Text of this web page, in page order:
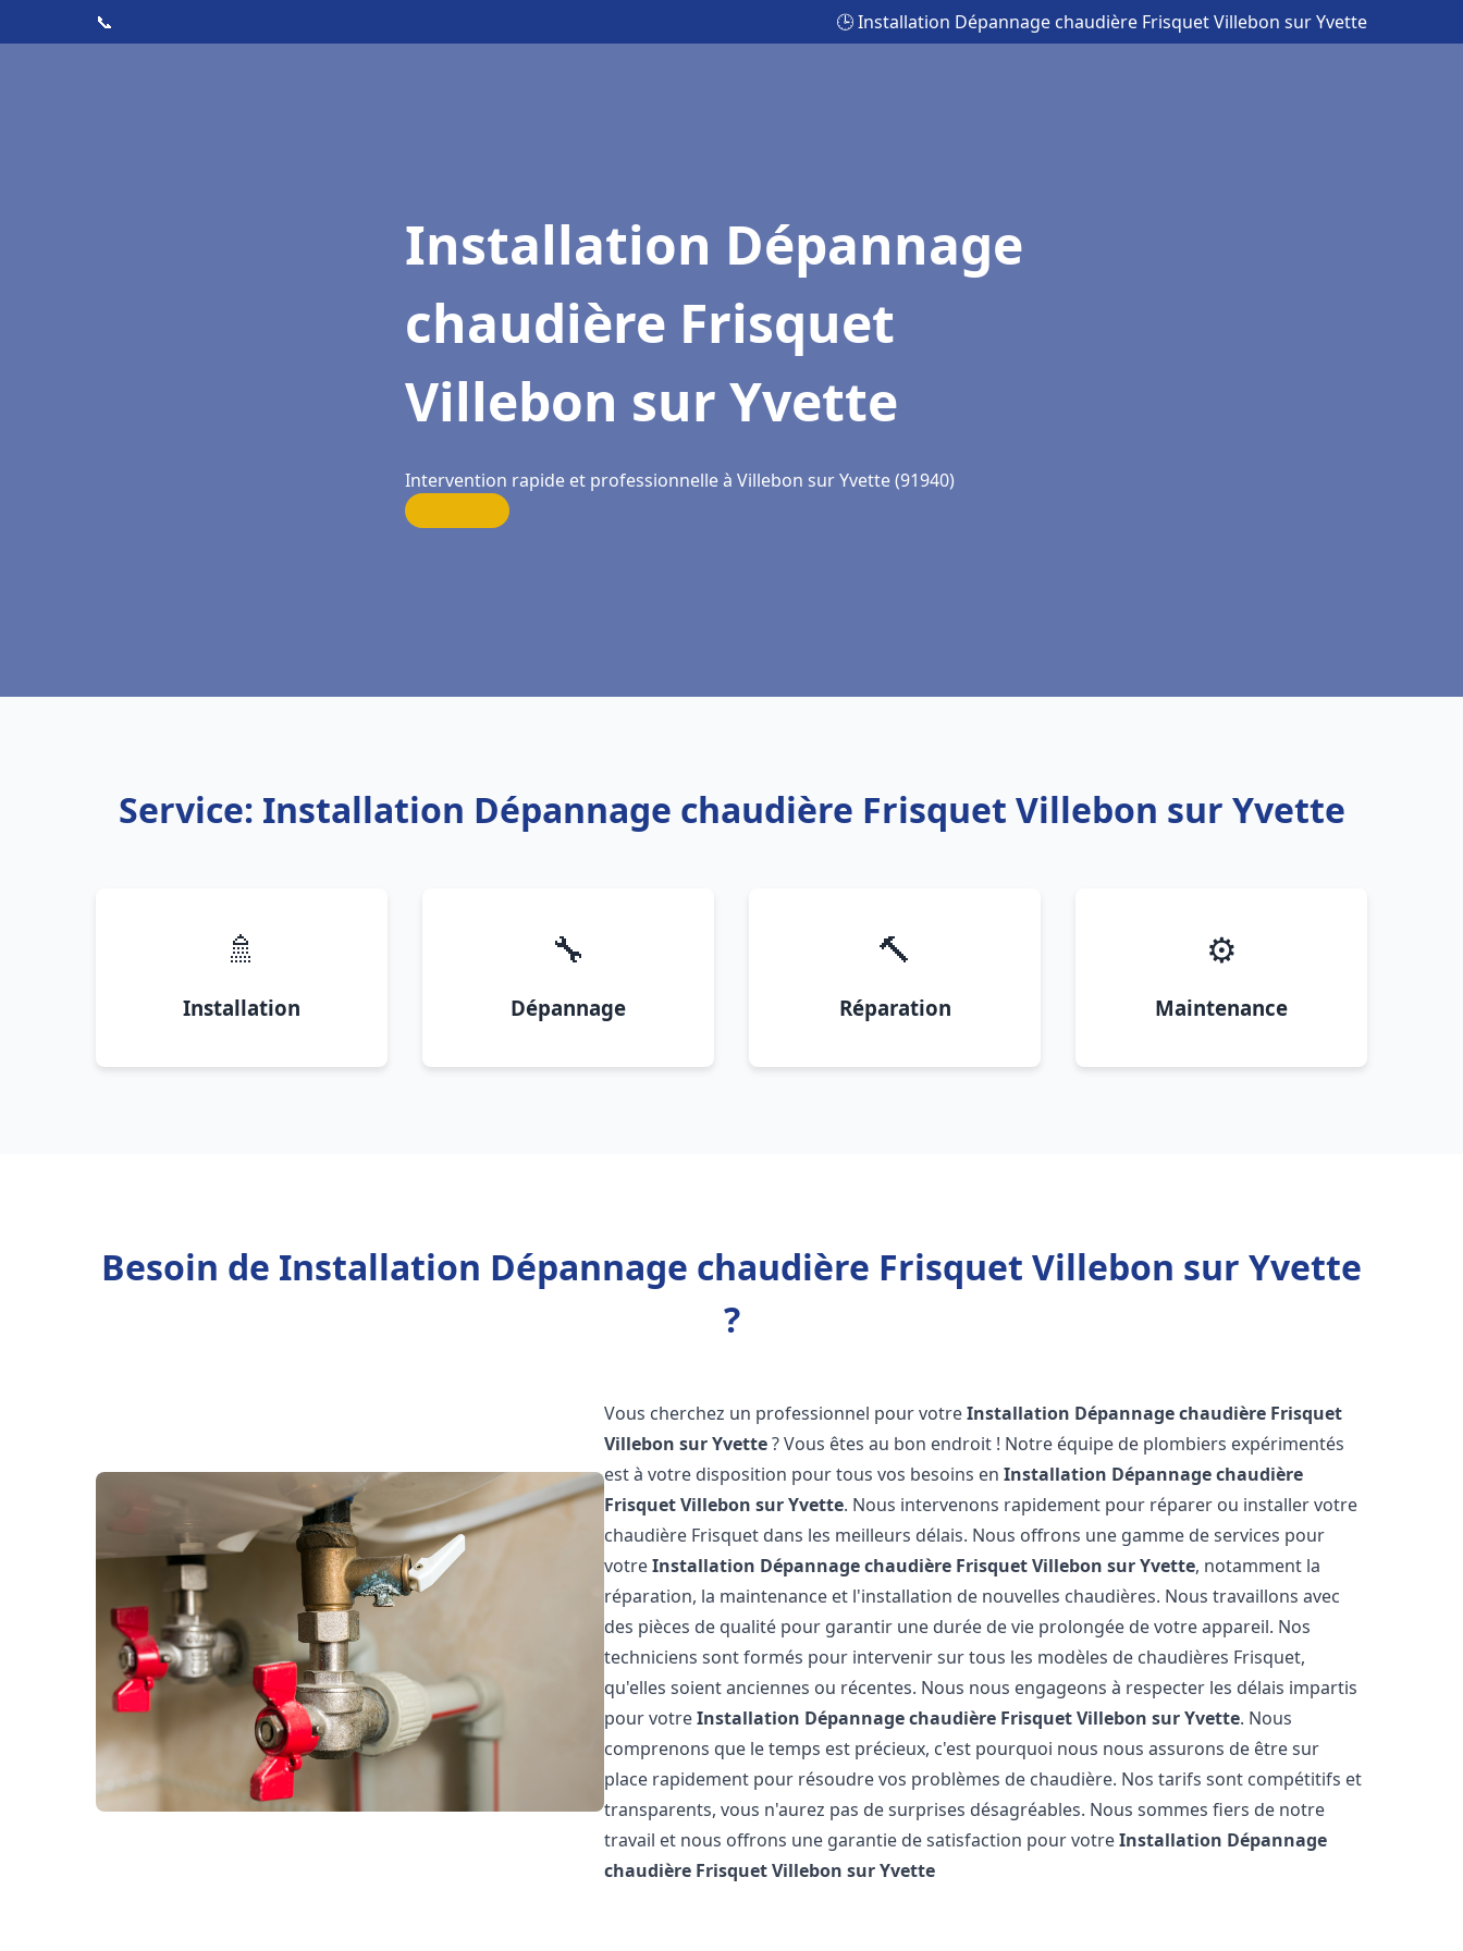
📞 🕒 Installation Dépannage chaudière Frisquet Villebon sur Yvette
Installation Dépannage
chaudière Frisquet
Villebon sur Yvette
Intervention rapide et professionnelle à Villebon sur Yvette (91940)
Service: Installation Dépannage chaudière Frisquet Villebon sur Yvette
🚿
Installation
🔧
Dépannage
🔨
Réparation
⚙️
Maintenance
Besoin de Installation Dépannage chaudière Frisquet Villebon sur Yvette
?
Vous cherchez un professionnel pour votreInstallation Dépannage chaudière Frisquet
Villebon sur Yvette? Vous êtes au bon endroit ! Notre équipe de plombiers expérimentés
est à votre disposition pour tous vos besoins enInstallation Dépannage chaudière
FrisquetVillebon sur Yvette. Nous intervenons rapidement pour réparer ou installer votre
chaudière Frisquet dans les meilleurs délais. Nous offrons une gamme de services pour
votreInstallation Dépannage chaudière FrisquetVillebon sur Yvette, notamment la
réparation, la maintenance et l'installation de nouvelles chaudières. Nous travaillons avec
des pièces de qualité pour garantir une durée de vie prolongée de votre appareil. Nos
techniciens sont formés pour intervenir sur tous les modèles de chaudières Frisquet,
qu'elles soient anciennes ou récentes. Nous nous engageons à respecter les délais impartis
pour votreInstallation Dépannage chaudière FrisquetVillebon sur Yvette. Nous
comprenons que le temps est précieux, c'est pourquoi nous nous assurons de être sur
place rapidement pour résoudre vos problèmes de chaudière. Nos tarifs sont compétitifs et
transparents, vous n'aurez pas de surprises désagréables. Nous sommes fiers de notre
travail et nous offrons une garantie de satisfaction pour votreInstallation Dépannage
chaudière FrisquetVillebon sur Yvette